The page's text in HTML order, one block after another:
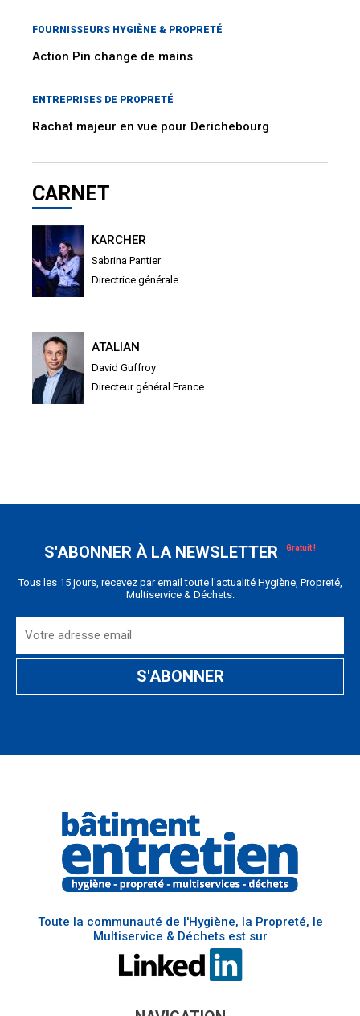
FOURNISSEURS HYGIÈNE & PROPRETÉ
Action Pin change de mains
ENTREPRISES DE PROPRETÉ
Rachat majeur en vue pour Derichebourg
CARNET
KARCHER
Sabrina Pantier
Directrice générale
ATALIAN
David Guffroy
Directeur général France
S'ABONNER À LA NEWSLETTER
Tous les 15 jours, recevez par email toute l'actualité Hygiène, Propreté,
Multiservice & Déchets.
Toute la communauté de l'Hygiène, la Propreté, le
Multiservice & Déchets est sur